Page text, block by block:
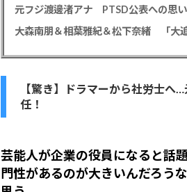
大森南朋＆相葉雅紀＆松下奈緒 「大
【驚き】ドラマーから社労士へ
任！
芸能人が企業の役員になると話
門性があるのが大きいんだろう